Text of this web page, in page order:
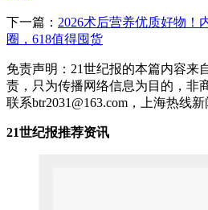
下一篇： 2026术后营养优质好物！
圈，618值得囤货
免责声明：21世纪报的本篇内容来
责，只为传播网络信息为目的，非
联系btr2031@163.com，上海热线
21世纪报推荐资讯